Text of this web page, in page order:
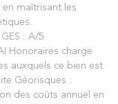
maîtrisant les
: A/5
Honoraires charge
auxquels ce bien est
Géorisques :
des coûts annuel en